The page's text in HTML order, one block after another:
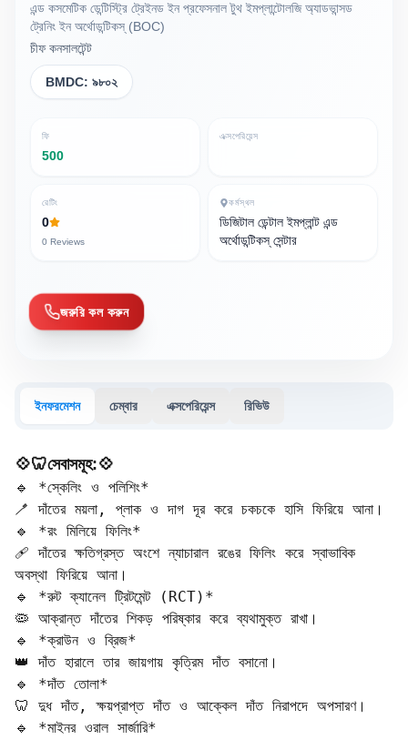
এন্ড কসমেটিক ডেন্টিস্ট্রি ট্রেইনড ইন প্রফেসনাল টুথ ইমপ্লান্টোলজি অ্যাডভান্সড
ট্রেনিং ইন অর্থোডন্টিকস্ (BOC)
চীফ কনসালটেন্ট
BMDC: ৯৮০২
ফি
500
এক্সপেরিয়েন্স
রেটিং
0
0 Reviews
কর্মস্থল
ডিজিটাল ডেন্টাল ইমপ্লান্ট এন্ড
অর্থোডন্টিকস্ সেন্টার
জরুরি কল করুন
ইনফরমেশন চেম্বার এক্সপেরিয়েন্স রিভিউ
💠🦷সেবাসমূহ:💠
🔹 *স্কেলিং ও পলিশিং*
🪥 দাঁতের ময়লা, প্লাক ও দাগ দূর করে চকচকে হাসি ফিরিয়ে আনা।
🔹 *রং মিলিয়ে ফিলিং*
🩹 দাঁতের ক্ষতিগ্রস্ত অংশে ন্যাচারাল রঙের ফিলিং করে স্বাভাবিক
অবস্থা ফিরিয়ে আনা।
🔹 *রুট ক্যানেল ট্রিটমেন্ট (RCT)*
🦠 আক্রান্ত দাঁতের শিকড় পরিষ্কার করে ব্যথামুক্ত রাখা।
🔹 *ক্রাউন ও ব্রিজ*
👑 দাঁত হারালে তার জায়গায় কৃত্রিম দাঁত বসানো।
🔹 *দাঁত তোলা*
🦷 দুধ দাঁত, ক্ষয়প্রাপ্ত দাঁত ও আক্কেল দাঁত নিরাপদে অপসারণ।
🔹 *মাইনর ওরাল সার্জারি*